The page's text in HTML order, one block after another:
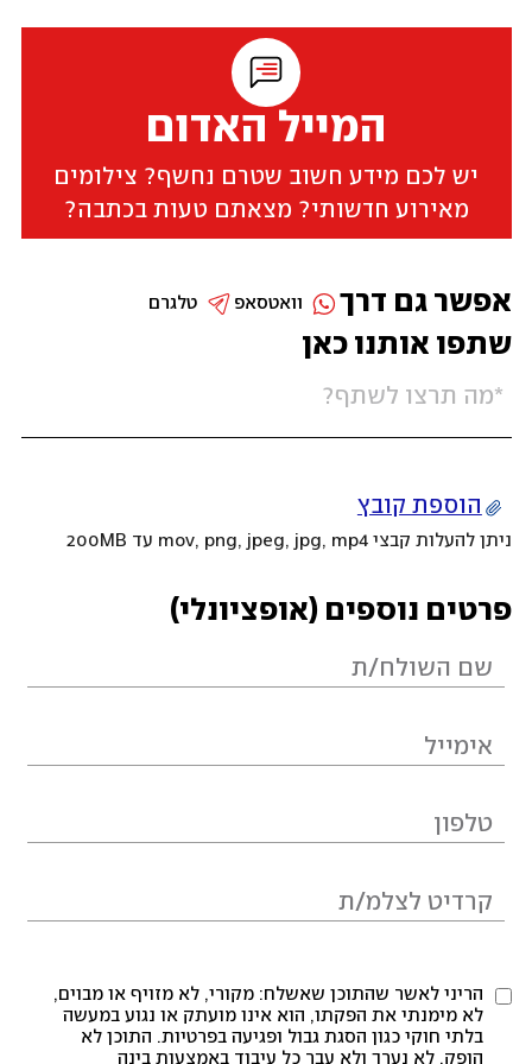
המייל האדום
יש לכם מידע חשוב שטרם נחשף? צילומים
מאירוע חדשותי? מצאתם טעות בכתבה?
שתפו אותנו כאן
הוספת קובץ
ניתן להעלות קבצי mov, png, jpeg, jpg, mp4 עד 200MB
פרטים נוספים (אופציונלי)
הריני לאשר שהתוכן שאשלח: מקורי, לא מזויף או מבוים,
לא מימנתי את הפקתו, הוא אינו מועתק או נגוע במעשה
בלתי חוקי כגון הסגת גבול ופגיעה בפרטיות. התוכן לא
הופק, לא נערך ולא עבר כל עיבוד באמצעות בינה
אפשר גם דרך טלגרם וואטסאפ